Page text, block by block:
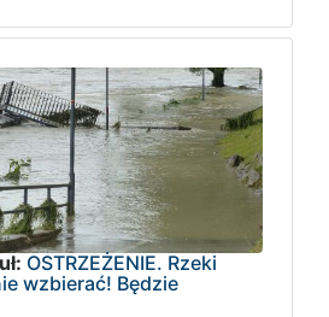
OSTRZEŻENIE. Rzeki
wzbierać! Będzie